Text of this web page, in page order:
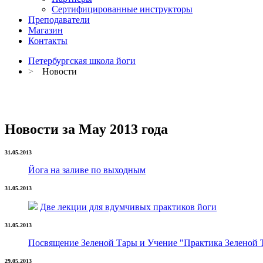
Сертифицированные инструкторы
Преподаватели
Магазин
Контакты
Петербургская школа йоги
>
Новости
Новости за May 2013 года
31.05.2013
Йога на заливе по выходным
31.05.2013
Две лекции для вдумчивых практиков йоги
31.05.2013
Посвящение Зеленой Тары и Учение "Практика Зеленой
29.05.2013